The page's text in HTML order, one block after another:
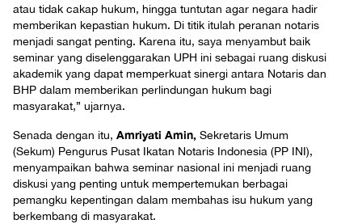
atau tidak cakap hukum, hingga tuntutan agar negara hadir
memberikan kepastian hukum. Di titik itulah peranan notaris
menjadi sangat penting. Karena itu, saya menyambut baik
seminar yang diselenggarakan UPH ini sebagai ruang diskusi
akademik yang dapat memperkuat sinergi antara Notaris dan
BHP dalam memberikan perlindungan hukum bagi
masyarakat,” ujarnya.
Senada dengan itu, Amriyati Amin, Sekretaris Umum
(Sekum) Pengurus Pusat Ikatan Notaris Indonesia (PP INI),
menyampaikan bahwa seminar nasional ini menjadi ruang
diskusi yang penting untuk mempertemukan berbagai
pemangku kepentingan dalam membahas isu hukum yang
berkembang di masyarakat.